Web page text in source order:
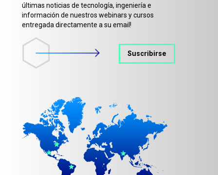
últimas noticias de tecnología, ingeniería e
información de nuestros webinars y cursos
entregada directamente a su email!
Suscribirse